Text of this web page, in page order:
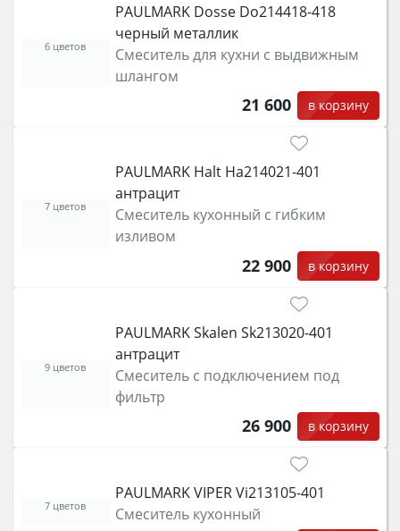
PAULMARK Dosse Do214418-418
черный металлик
Смеситель для кухни с выдвижным
шлангом
21 600 в корзину
6 цветов
PAULMARK Halt Ha214021-401
антрацит
Смеситель кухонный с гибким
изливом
22 900 в корзину
7 цветов
PAULMARK Skalen Sk213020-401
антрацит
Смеситель с подключением под
фильтр
26 900 в корзину
9 цветов
PAULMARK VIPER Vi213105-401
Смеситель кухонный
7 цветов